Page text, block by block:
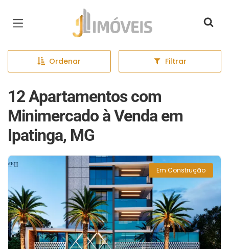
Página inicial
Ordenar Filtrar
12 Apartamentos com
Minimercado à Venda em
Ipatinga, MG
Em Construção